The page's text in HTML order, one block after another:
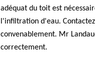
adéquat du toit est
l'infiltration d'eau.
convenablement. Mr
correctement.